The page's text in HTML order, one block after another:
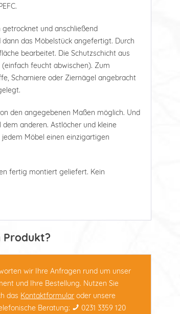
und anschließend
das Möbelstück angefertigt. Durch
bearbeitet. Die Schutzschicht aus
feucht abwischen). Zum
Scharniere oder Ziernägel angebracht
den angegebenen Maßen möglich. Und
anderen. Astlöcher und kleine
Möbel einen einzigartigen
fertig montiert geliefert. Kein
Produkt?
wir Ihre Anfragen rund um unser
und Ihre Bestellung. Nutzen Sie
das Kontaktformular oder unsere
Beratung:
0231 3359 120